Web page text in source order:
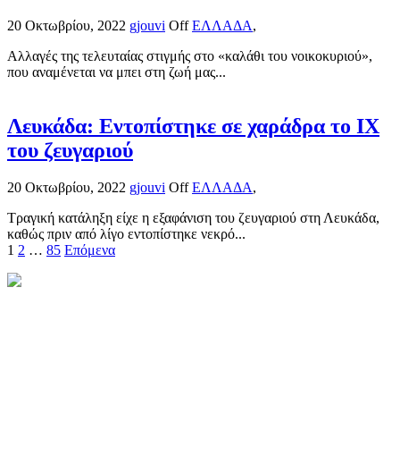
20 Οκτωβρίου, 2022 gjouvi Off ΕΛΛΑΔΑ,
Αλλαγές της τελευταίας στιγμής στο «καλάθι του νοικοκυριού»,
που αναμένεται να μπει στη ζωή μας...
Λευκάδα: Εντοπίστηκε σε χαράδρα το ΙΧ
του ζευγαριού
20 Οκτωβρίου, 2022 gjouvi Off ΕΛΛΑΔΑ,
Τραγική κατάληξη είχε η εξαφάνιση του ζευγαριού στη Λευκάδα,
καθώς πριν από λίγο εντοπίστηκε νεκρό...
Σελιδοποίηση
άρθρων
1 2 … 85 Επόμενα